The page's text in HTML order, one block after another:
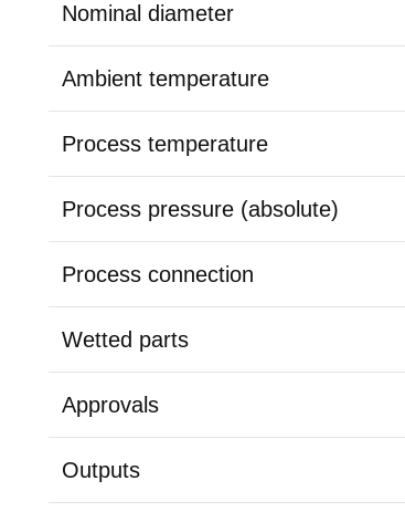
Nominal diameter
Ambient temperature
Process temperature
Process pressure (absolute)
Process connection
Wetted parts
Approvals
Outputs